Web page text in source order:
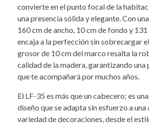
convierte en el punto focal de la
una presencia sólida y elegante. Con
160 cm de ancho, 10 cm de fondo y 131
encaja a la perfección sin sobrecargar
grosor de 10 cm del marco resalta la
calidad de la madera, garantizando una
que te acompañará por muchos años.
El LF-35 es más que un cabecero; es
diseño que se adapta sin esfuerzo a una
variedad de decoraciones, desde el